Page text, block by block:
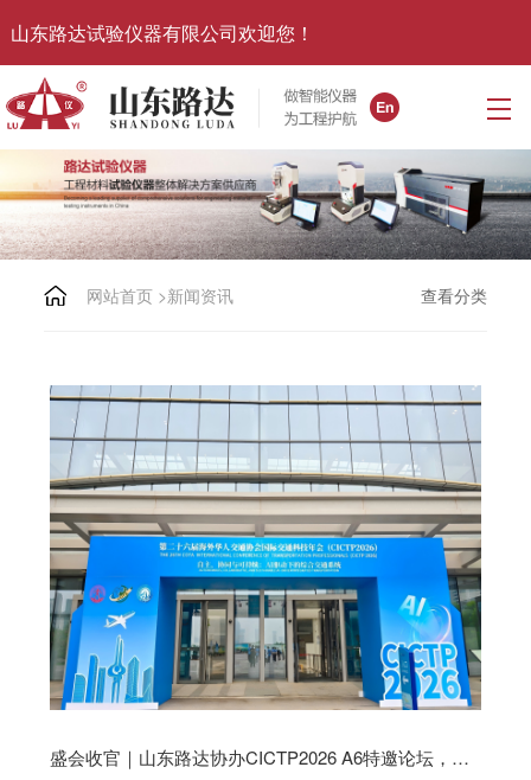
山东路达试验仪器有限公司欢迎您！
网站首页>新闻资讯 查看分类
盛会收官｜山东路达协办CICTP2026 A6特邀论坛，携智能检测装备亮相济南国际交通年会